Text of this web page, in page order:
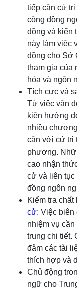
tiếp cận cử
cộng đồng
đồng và kiến
này làm việc
đồng cho Sở
tham gia của
hóa và ngôn
Tích cực và
Từ việc vận
kiện hướng
nhiều
cận với cử tri
phương.
cao nhận
cử và liên
đồng ngôn
Kiểm tra
cử: Việc
nhiệm vụ
trung chi tiết.
đảm các tài
thích hợp và
Chủ động
ngữ cho